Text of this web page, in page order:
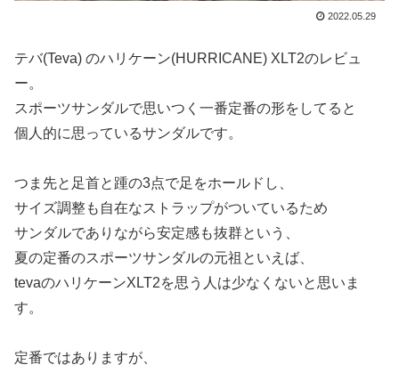
2022.05.29
テバ(Teva) のハリケーン(HURRICANE) XLT2のレビュ
ー。
スポーツサンダルで思いつく一番定番の形をしてると
個人的に思っているサンダルです。
つま先と足首と踵の3点で足をホールドし、
サイズ調整も自在なストラップがついているため
サンダルでありながら安定感も抜群という、
夏の定番のスポーツサンダルの元祖といえば、
tevaのハリケーンXLT2を思う人は少なくないと思いま
す。
定番ではありますが、